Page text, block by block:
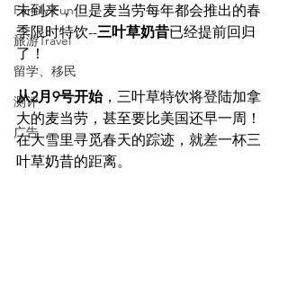
Family Fun
旅游Travel
留学、移民
测评
广告
未到来，但是麦当劳每年都会推出的春
季限时特饮--三叶草奶昔已经提前回归
了！
从2月9号开始，三叶草特饮将登陆加拿
大的麦当劳，甚至要比美国还早一周！
在大雪里寻觅春天的踪迹，就差一杯三
叶草奶昔的距离。